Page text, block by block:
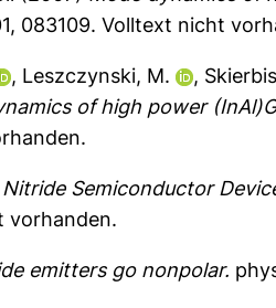
083109.Volltext nicht
, Leszczynski, M. ,
of high power
Nitride Semiconductor
vorhanden.
emitters go nonpolar.